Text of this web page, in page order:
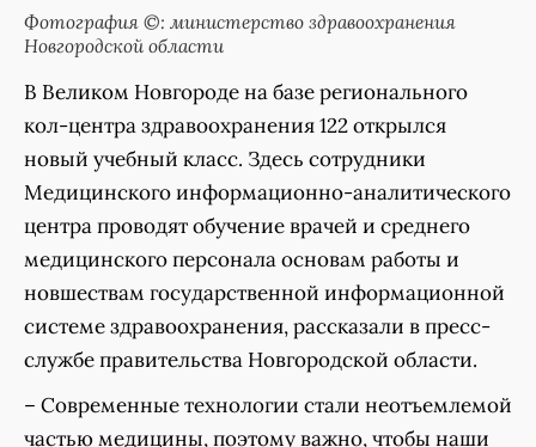
Фотография ©: министерство здравоохранения
Новгородской области
В Великом Новгороде на базе регионального
кол-центра здравоохранения 122 открылся
новый учебный класс. Здесь сотрудники
Медицинского информационно-аналитического
центра проводят обучение врачей и среднего
медицинского персонала основам работы и
новшествам государственной информационной
системе здравоохранения, рассказали в пресс-
службе правительства Новгородской области.
– Современные технологии стали неотъемлемой
частью медицины, поэтому важно, чтобы наши